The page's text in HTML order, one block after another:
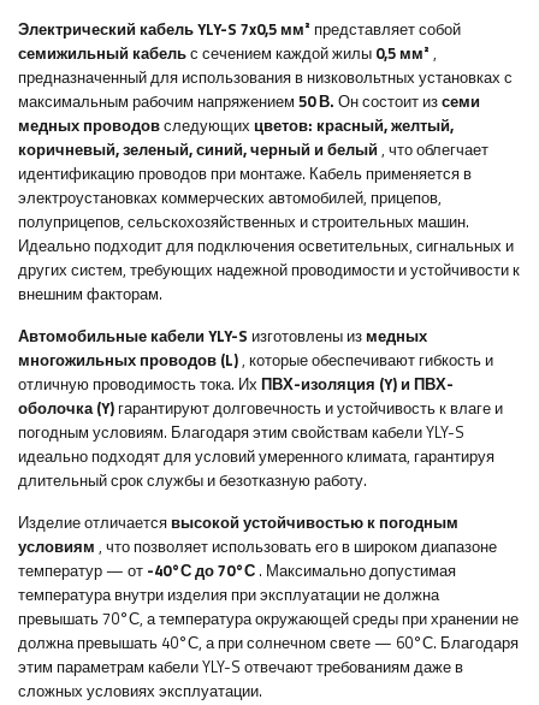
Электрический кабель YLY-S 7x0,5 мм² представляет собой
семижильный кабельс сечением каждой жилы 0,5 мм² ,
предназначенный для использования в низковольтных установках с
максимальным рабочим напряжением 50 В. Он состоит изсеми
медных проводовследующих цветов: красный, желтый,
коричневый, зеленый, синий, черный и белый , что облегчает
идентификацию проводов при монтаже. Кабель применяется в
электроустановках коммерческих автомобилей, прицепов,
полуприцепов, сельскохозяйственных и строительных машин.
Идеально подходит для подключения осветительных, сигнальных и
других систем, требующих надежной проводимости и устойчивости к
внешним факторам.
Автомобильные кабели YLY-S изготовлены из медных
многожильных проводов (L), которые обеспечивают гибкость и
отличную проводимость тока. Их ПВХ-изоляция (Y) и ПВХ-
оболочка (Y) гарантируют долговечность и устойчивость к влаге и
погодным условиям. Благодаря этим свойствам кабели YLY-S
идеально подходят для условий умеренного климата, гарантируя
длительный срок службы и безотказную работу.
Изделие отличается высокой устойчивостью к погодным
условиям , что позволяет использовать его в широком диапазоне
температур — от -40°С до 70°С . Максимально допустимая
температура внутри изделия при эксплуатации не должна
превышать 70°С, а температура окружающей среды при хранении не
должна превышать 40°С, а при солнечном свете — 60°С. Благодаря
этим параметрам кабели YLY-S отвечают требованиям даже в
сложных условиях эксплуатации.